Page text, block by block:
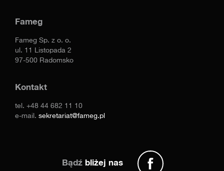
Fameg
Fameg Sp. z o. o.
ul. 11 Listopada 2
97-500 Radomsko
Kontakt
tel. +48 44 682 11 10
e-mail. sekretariat@fameg.pl
Bądź bliżej nas